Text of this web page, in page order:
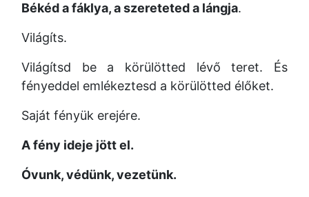
Békéd a fáklya, a szereteted a lángja.
Világíts.
Világítsd be a körülötted lévő teret. És
fényeddel emlékeztesd a körülötted élőket.
Saját fényük erejére.
A fény ideje jött el.
Óvunk, védünk, vezetünk.